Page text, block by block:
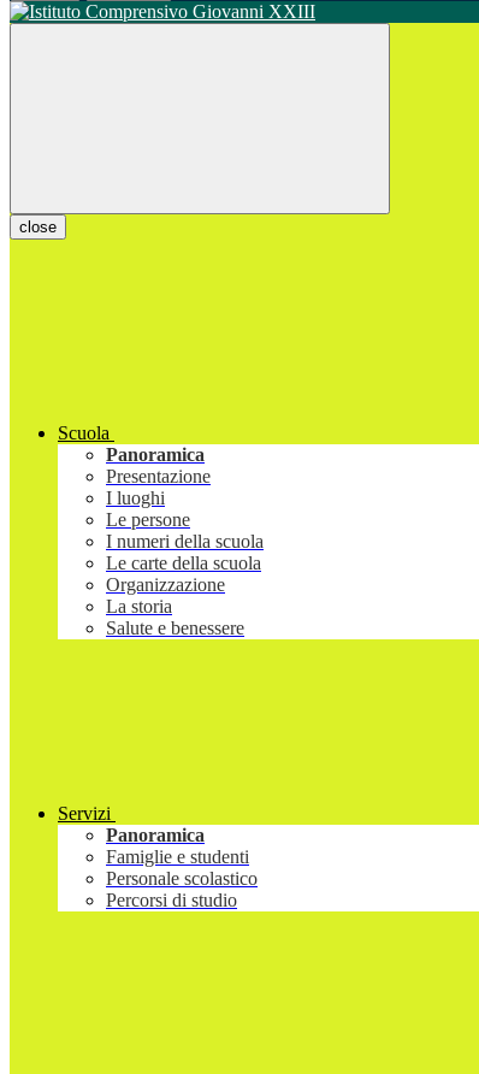
close
Scuola
Panoramica
Presentazione
I luoghi
Le persone
I numeri della scuola
Le carte della scuola
Organizzazione
La storia
Salute e benessere
Servizi
Panoramica
Famiglie e studenti
Personale scolastico
Percorsi di studio